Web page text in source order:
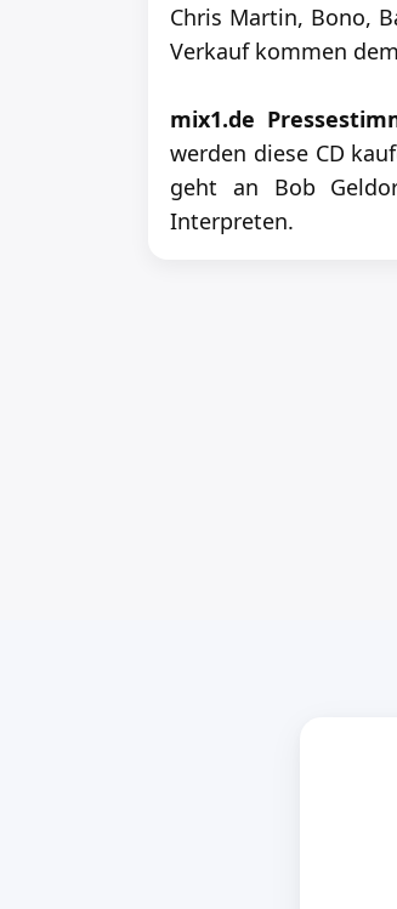
Chris Martin, Bono,
Verkauf kommen
mix1.de
werden diese CD
geht an Bob
Interpreten.